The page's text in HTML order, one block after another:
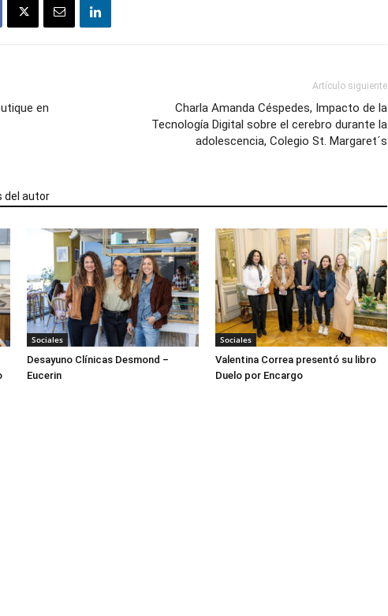
en
Artículo siguiente
Charla Amanda Céspedes, Impacto de la
Tecnología Digital sobre el cerebro durante la
adolescencia, Colegio St. Margaret´s
del autor
Sociales
Desayuno Clínicas Desmond –
Eucerin
Sociales
Valentina Correa presentó su libro
Duelo por Encargo